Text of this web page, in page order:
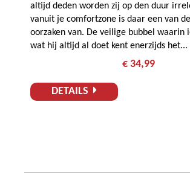
altijd deden worden zij op den duur
vanuit je comfortzone is daar een van
oorzaken van. De veilige bubbel waarin
wat hij altijd al doet kent enerzijds het...
€ 34,99
DETAILS